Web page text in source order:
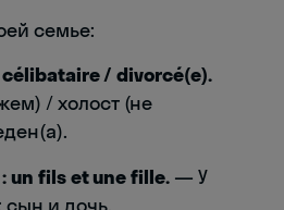
семье:
/ divorcé(e).
/ холост (не
un fils et une fille.— У
и дочь.